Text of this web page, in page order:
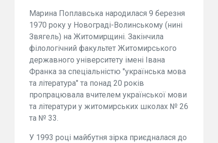
Марина Поплавська народилася 9 березня
1970 року у Новограді-Волинському (нині
Звягель) на Житомирщині. Закінчила
філологічний факультет Житомирського
державного університету імені Івана
Франка за спеціальністю "українська мова
та література" та понад 20 років
пропрацювала вчителем української мови
та літератури у житомирських школах № 26
та № 33.
У 1993 році майбутня зірка приєдналася до